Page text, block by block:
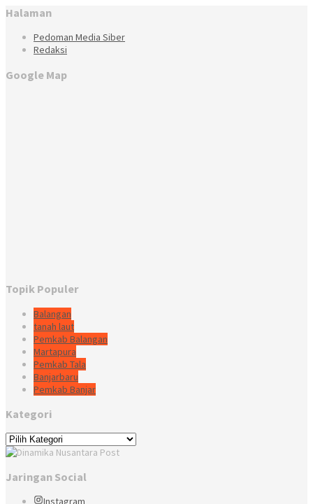
Halaman
Pedoman Media Siber
Redaksi
Google Map
Topik Populer
Balangan
tanah laut
Pemkab Balangan
Martapura
Pemkab Tala
Banjarbaru
Pemkab Banjar
Kategori
Kategori
Jaringan Social
Instagram